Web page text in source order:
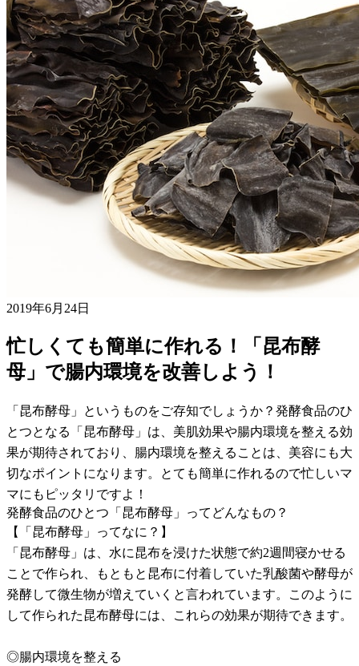
2019年6月24日
忙しくても簡単に作れる！「昆布酵
母」で腸内環境を改善しよう！
「昆布酵母」というものをご存知でしょうか？発酵食品のひ
とつとなる「昆布酵母」は、美肌効果や腸内環境を整える効
果が期待されており、腸内環境を整えることは、美容にも大
切なポイントになります。とても簡単に作れるので忙しいマ
マにもピッタリですよ！
発酵食品のひとつ「昆布酵母」ってどんなもの？
【「昆布酵母」ってなに？】
「昆布酵母」は、水に昆布を浸けた状態で約2週間寝かせる
ことで作られ、もともと昆布に付着していた乳酸菌や酵母が
発酵して微生物が増えていくと言われています。このように
して作られた昆布酵母には、これらの効果が期待できます。
◎腸内環境を整える